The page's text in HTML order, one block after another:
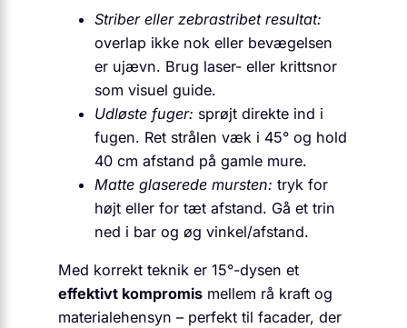
Striber eller zebrastribet resultat:
overlap ikke nok eller bevægelsen
er ujævn. Brug laser- eller krittsnor
som visuel guide.
Udløste fuger: sprøjt direkte ind i
fugen. Ret strålen væk i 45° og hold
40 cm afstand på gamle mure.
Matte glaserede mursten: tryk for
højt eller for tæt afstand. Gå et trin
ned i bar og øg vinkel/afstand.
Med korrekt teknik er 15°-dysen et
effektivt kompromis mellem rå kraft og
materialehensyn – perfekt til facader, der